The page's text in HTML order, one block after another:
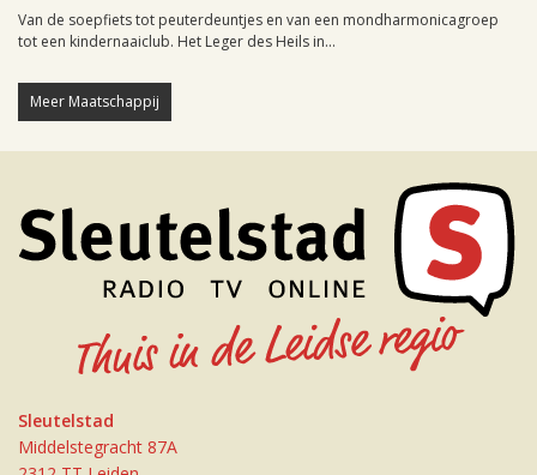
Van de soepfiets tot peuterdeuntjes en van een mondharmonicagroep
tot een kindernaaiclub. Het Leger des Heils in...
Meer Maatschappij
Sleutelstad
Middelstegracht 87A